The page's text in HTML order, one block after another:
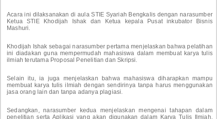
Acara ini dilaksanakan di aula STIE Syariah Bengkalis dengan narasumber
Ketua STIE Khodijah Ishak dan Ketua kepala Pusat inkubator Bisnis
Mashuri.
Khodijah Ishak sebagai narasumber pertama menjelaskan bahwa pelatihan
ini diadakan guna mempermudah mahasiswa dalam membuat karya tulis
ilmiah terutama Proposal Penelitian dan Skripsi.
Selain itu, ia juga menjelaskan bahwa mahasiswa diharapkan mampu
membuat karya tulis ilmiah dengan sendirinya tanpa harus menggunakan
jasa orang lain dan tanpa adanya plagiasi.
Sedangkan, narasumber kedua menjelaskan mengenai tahapan dalam
penelitian serta Aplikasi yang akan digunakan dalam Karya Tulis Ilmiah,